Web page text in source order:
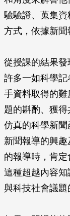
驗驗證、蒐集
方式，依據新聞
從授課的結果
許多一如科學
手資料取得的
題的斟酌、獲
仿真的科學新
新聞報導的興
的報導時，肯
這種超越內容
與科技社會議題